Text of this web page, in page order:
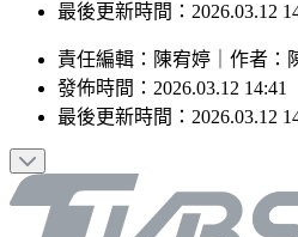
發佈時間：2026.03.12 14:41
責任編輯 ： 陳宥婷｜ 作者：
發佈時間：2026.03.12 14:41